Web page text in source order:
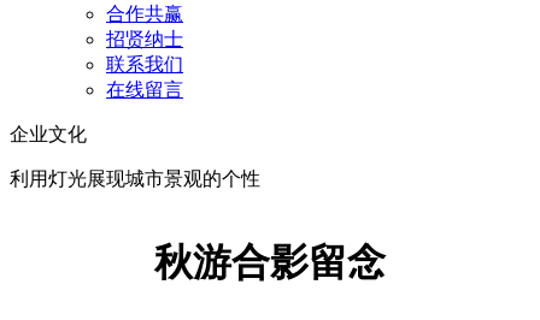
合作共赢
招贤纳士
联系我们
在线留言
企业文化
利用灯光展现城市景观的个性
秋游合影留念